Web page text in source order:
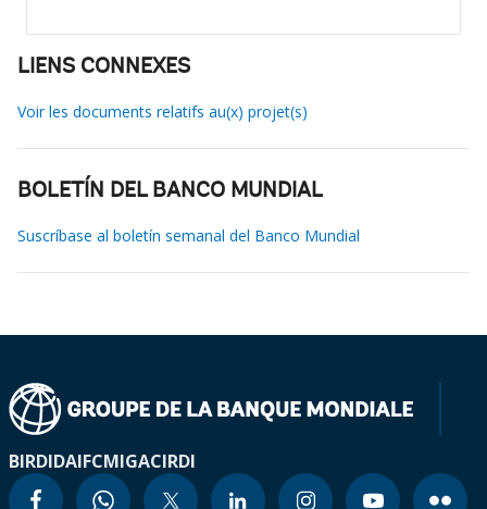
LIENS CONNEXES
Voir les documents relatifs au(x) projet(s)
BOLETÍN DEL BANCO MUNDIAL
Suscríbase al boletín semanal del Banco Mundial
BIRDIDAIFCMIGACIRDI